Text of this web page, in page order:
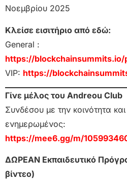
Νοεμβρίου 2025
Κλείσε εισιτήριο από εδώ:
General :
https://
VIP: https://
Γίνε μέλος του Andreou Club
Συνδέσου με την κοινότητα
ενημερωμένος:
https://mee6.gg/m/
ΔΩΡΕΑΝ Εκπαιδευτικό
βίντεο)